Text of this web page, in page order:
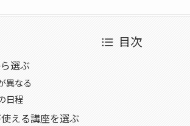
目次
選ぶ
異なる
日程
える講座を選ぶ